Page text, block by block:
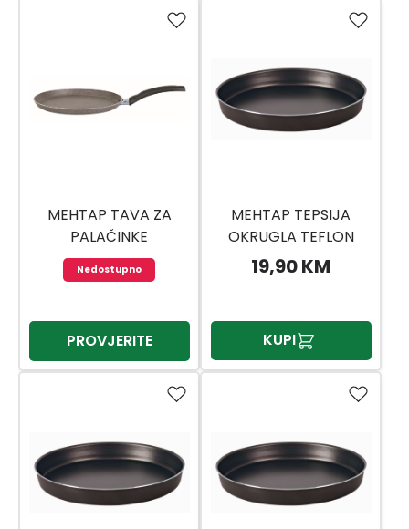
MEHTAP TAVA ZA
PALAČINKE
Nedostupno
PROVJERITE
MEHTAP TEPSIJA
OKRUGLA TEFLON
19,90 KM
KUPI